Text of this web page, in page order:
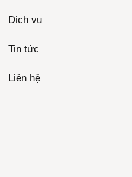
Dịch vụ
Tin tức
Liên hệ